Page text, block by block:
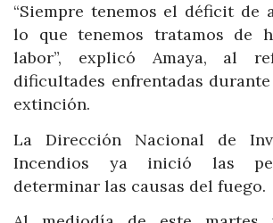
“Siempre tenemos el déficit de
lo que tenemos tratamos de
labor”, explicó Amaya, al
dificultades enfrentadas
extinción.
La Dirección Nacional de
Incendios ya inició las
determinar las causas del fuego.